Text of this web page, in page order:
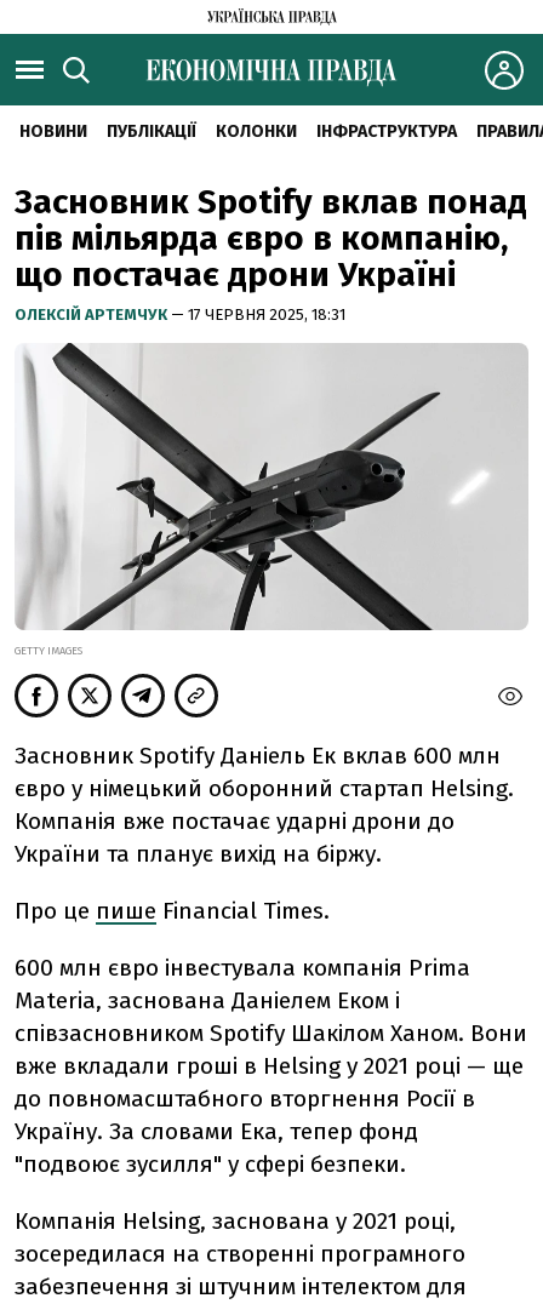
НОВИНИ ПУБЛІКАЦІЇ КОЛОНКИ ІНФРАСТРУКТУРА
Засновник Spotify вклав понад
пів мільярда євро в компанію,
що постачає дрони Україні
ОЛЕКСІЙ АРТЕМЧУК — 17 ЧЕРВНЯ 2025, 18:31
GETTY IMAGES
Засновник Spotify Даніель Ек вклав 600 млн
євро у німецький оборонний стартап Helsing.
Компанія вже постачає ударні дрони до
України та планує вихід на біржу.
Про це пише Financial Times.
600 млн євро інвестувала компанія Prima
Materia, заснована Даніелем Еком і
співзасновником Spotify Шакілом Ханом. Вони
вже вкладали гроші в Helsing у 2021 році — ще
до повномасштабного вторгнення Росії в
Україну. За словами Ека, тепер фонд
"подвоює зусилля" у сфері безпеки.
Компанія Helsing, заснована у 2021 році,
зосередилася на створенні програмного
забезпечення зі штучним інтелектом для